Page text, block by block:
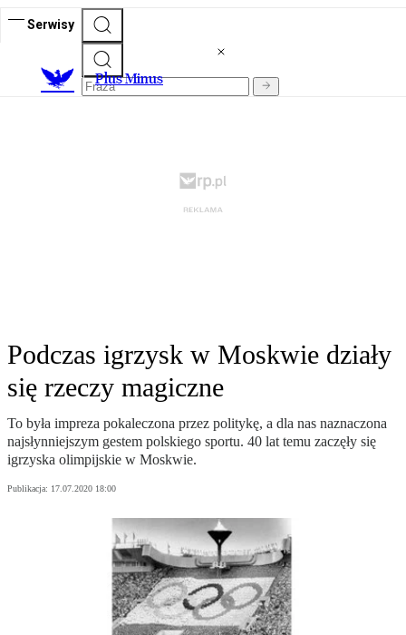
Serwisy
Plus Minus
Podczas igrzysk w Moskwie działy
się rzeczy magiczne
To była impreza pokaleczona przez politykę, a dla nas naznaczona
najsłynniejszym gestem polskiego sportu. 40 lat temu zaczęły się
igrzyska olimpijskie w Moskwie.
Publikacja: 17.07.2020 18:00